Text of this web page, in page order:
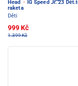
Head ·
IG Speed Jr. 23
raketa
Děti
999 Kč
1.399 Kč